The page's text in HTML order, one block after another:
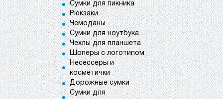
Сумки для пикника
Рюкзаки
Чемоданы
Сумки для ноутбука
Чехлы для планшета
Шоперы с логотипом
Несессеры и
косметички
Дорожные сумки
Сумки для